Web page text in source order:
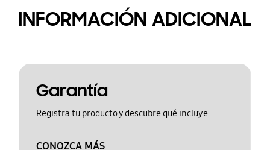
INFORMACIÓN ADICIONAL
Garantía
Registra tu producto y descubre qué incluye
CONOZCA MÁS